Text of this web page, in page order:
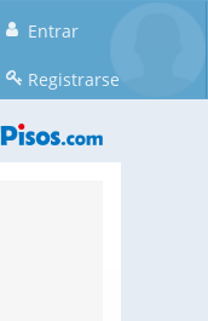
Entrar
Registrarse